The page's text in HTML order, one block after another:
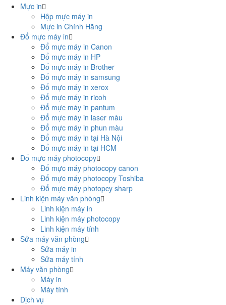
Mực in
Hộp mực máy in
Mực in Chính Hãng
Đổ mực máy in
Đổ mực máy in Canon
Đổ mực máy in HP
Đổ mực máy in Brother
Đổ mực máy in samsung
Đổ mực máy in xerox
Đổ mực máy in ricoh
Đổ mực máy in pantum
Đổ mực máy in laser màu
Đổ mực máy in phun màu
Đổ mực máy in tại Hà Nội
Đổ mực máy in tại HCM
Đổ mực máy photocopy
Đổ mực máy photocopy canon
Đổ mực máy photocopy Toshiba
Đổ mực máy photopcy sharp
Linh kiện máy văn phòng
Linh kiện máy in
Linh kiện máy photocopy
Linh kiện máy tính
Sửa máy văn phòng
Sửa máy in
Sửa máy tính
Máy văn phòng
Máy in
Máy tính
Dịch vụ